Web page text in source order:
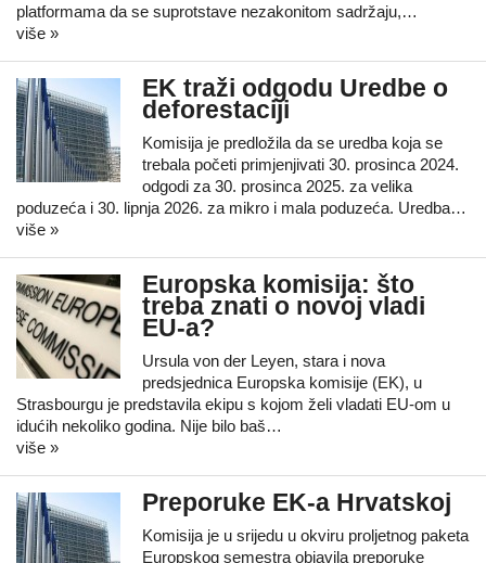
platformama da se suprotstave nezakonitom sadržaju,…
više »
EK traži odgodu Uredbe o
deforestaciji
Komisija je predložila da se uredba koja se
trebala početi primjenjivati 30. prosinca 2024.
odgodi za 30. prosinca 2025. za velika
poduzeća i 30. lipnja 2026. za mikro i mala poduzeća. Uredba…
više »
Europska komisija: što
treba znati o novoj vladi
EU-a?
Ursula von der Leyen, stara i nova
predsjednica Europska komisije (EK), u
Strasbourgu je predstavila ekipu s kojom želi vladati EU-om u
idućih nekoliko godina. Nije bilo baš…
više »
Preporuke EK-a Hrvatskoj
Komisija je u srijedu u okviru proljetnog paketa
Europskog semestra objavila preporuke